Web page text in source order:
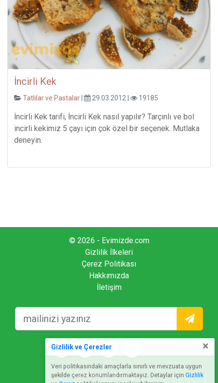
İncirli Kek
Tatlılar ve Pastalar 29.03.2012 | 19185
İncirli Kek tarifi, İncirli Kek nasıl yapılır? Tarçınlı ve bol
incirli kekimiz 5 çayı için çok özel bir seçenek. Mutlaka
deneyin.
© 2026 - Evimizde.com
Gizlilik İlkeleri
Çerez Politikası
Hakkımızda
İletişim
Web Tasarım & Program
Gizlilik ve Çerezler ×
Veri politikasındaki amaçlarla sınırlı ve mevzuata uygun
şekilde çerez konumlandırmaktayız. Detaylar için Gizlilik